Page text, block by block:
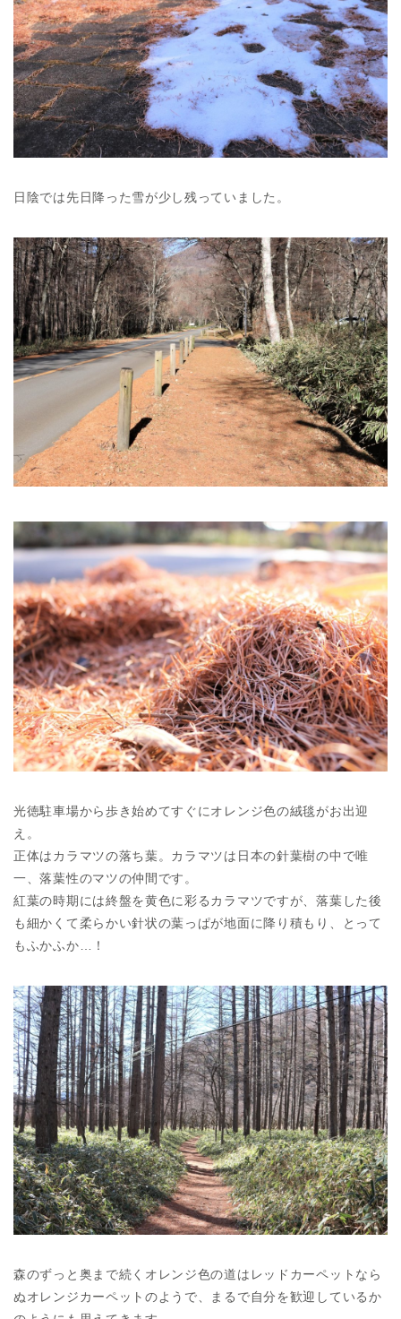
日陰では先日降った雪が少し残っていました。
光徳駐車場から歩き始めてすぐにオレンジ色の絨毯がお出迎
え。
正体はカラマツの落ち葉。カラマツは日本の針葉樹の中で唯
一、落葉性のマツの仲間です。
紅葉の時期には終盤を黄色に彩るカラマツですが、落葉した後
も細かくて柔らかい針状の葉っぱが地面に降り積もり、とって
もふかふか…！
森のずっと奥まで続くオレンジ色の道はレッドカーペットなら
ぬオレンジカーペットのようで、まるで自分を歓迎しているか